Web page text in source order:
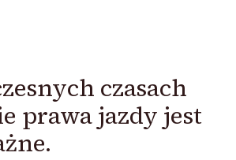
czasach
prawa jazdy jest